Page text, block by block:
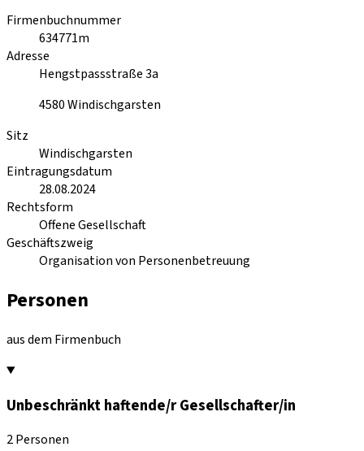
Firmenbuchnummer
634771m
Adresse
Hengstpassstraße 3a
4580Windischgarsten
Sitz
Windischgarsten
Eintragungsdatum
28.08.2024
Rechtsform
Offene Gesellschaft
Geschäftszweig
Organisation von Personenbetreuung
Personen
aus dem Firmenbuch
Unbeschränkt haftende/r Gesellschafter/in
2 Personen